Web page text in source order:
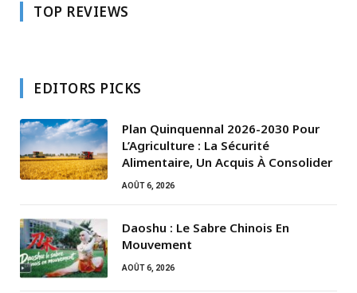
TOP REVIEWS
EDITORS PICKS
Plan Quinquennal 2026-2030 Pour
L’Agriculture : La Sécurité
Alimentaire, Un Acquis À Consolider
AOÛT 6, 2026
Daoshu : Le Sabre Chinois En
Mouvement
AOÛT 6, 2026